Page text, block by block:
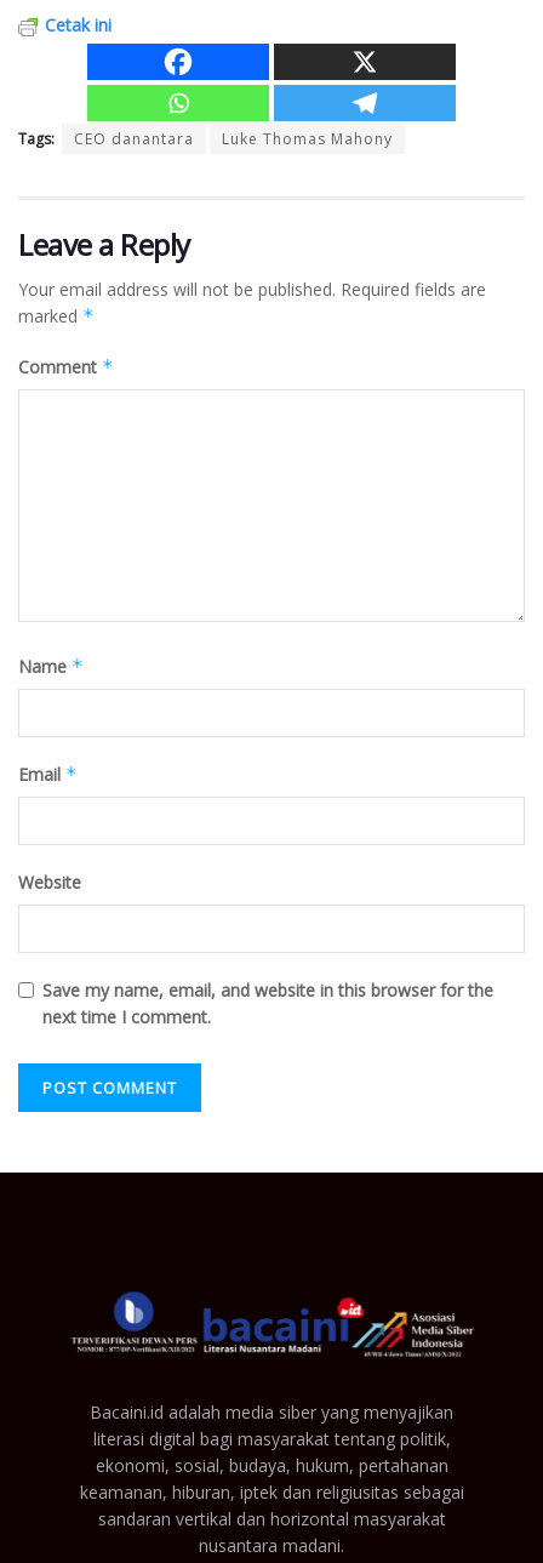
Cetak ini
Tags: CEO danantara Luke Thomas Mahony
Leave a Reply
Your email address will not be published. Required fields are
marked *
Comment *
Name *
Email *
Website
Save my name, email, and website in this browser for the
next time I comment.
Bacaini.id adalah media siber yang menyajikan
literasi digital bagi masyarakat tentang politik,
ekonomi, sosial, budaya, hukum, pertahanan
keamanan, hiburan, iptek dan religiusitas sebagai
sandaran vertikal dan horizontal masyarakat
nusantara madani.